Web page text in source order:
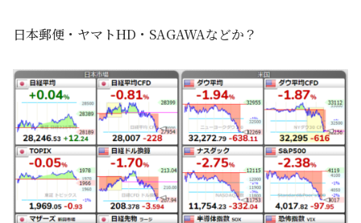
日本郵便・ヤマトHD・SAGAWAなどか？